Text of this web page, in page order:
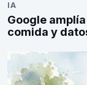
IA
Google
comida y